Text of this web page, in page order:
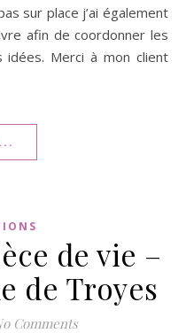
sur place j’ai également
afin de coordonner les
Merci à mon client
de vie –
de Troyes
Comments